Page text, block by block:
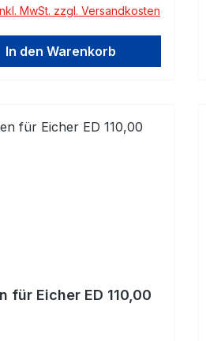
MwSt. zzgl. Versandkosten
In den Warenkorb
für Eicher ED 110,00